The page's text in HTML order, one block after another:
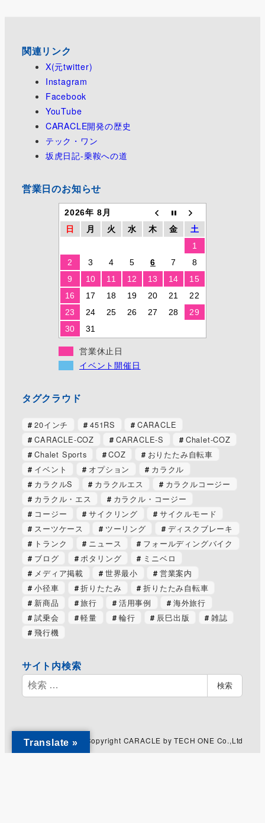
り
関連リンク
X(元twitter)
Instagram
Facebook
YouTube
CARACLE開発の歴史
テック・ワン
坂虎日記-乗鞍への道
営業日のお知らせ
2026年 8月
日
月 火 水 木 金
土
1
2
3 4 5 6 7
8
9
10 11 12 13 14
15
16
17 18 19 20 21
22
23
24 25 26 27 28
29
30
31
営業休止日
イベント開催日
タグクラウド
20インチ 451RS
CARACLE
CARACLE-COZ
CARACLE-S
Chalet-COZ
Chalet Sports
COZ
おりたたみ自転車
イベント
オプション
カラクル
カラクルS
カラクルエス
カラクルコージー
カラクル・エス
カラクル・コージー
コージー
サイクリング
サイクルモード
スーツケース
ツーリング
ディスクブレーキ
トランク
ニュース
フォールディングバイク
ブログ
ポタリング
ミニベロ
メディア掲載
世界最小
営業案内
小径車
折りたたみ
折りたたみ自転車
新商品
旅行 活用事例
海外旅行
試乗会
軽量 輪行 辰巳出版
雑誌
飛行機
サイト内検索
検
索
検索
Copyright CARACLE by TECH ONE Co.,Ltd
Translate »